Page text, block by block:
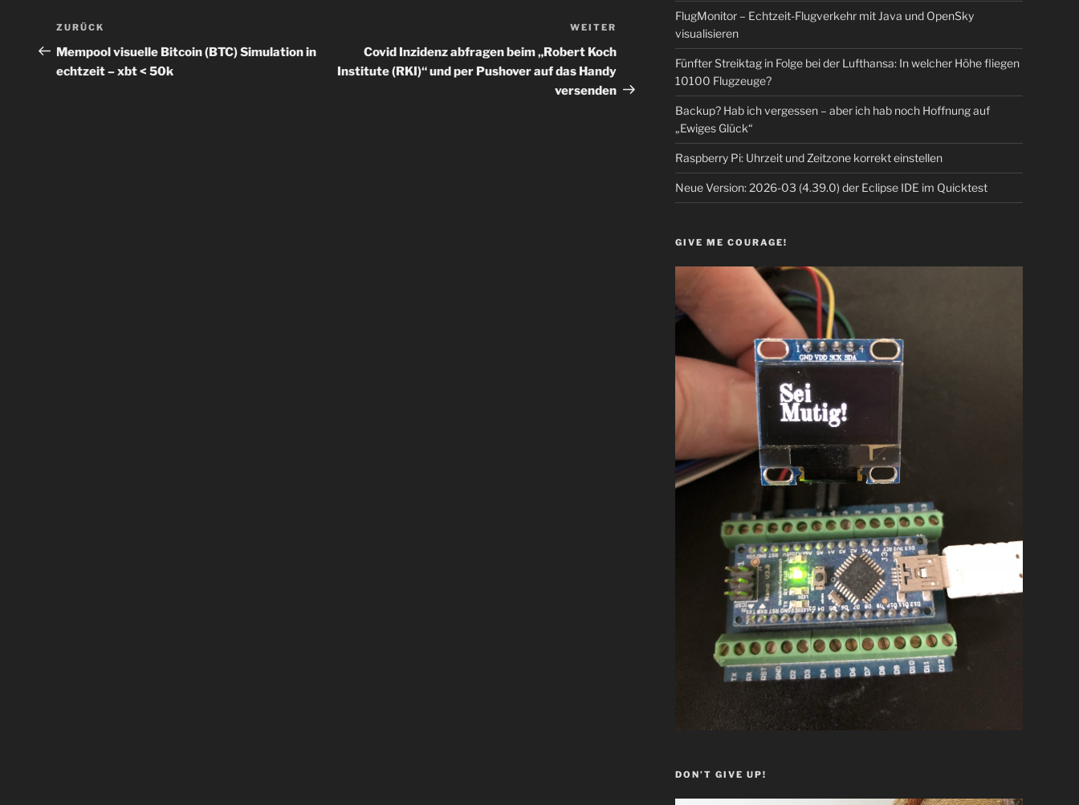
Beitragsnavigation
Vorheriger
Beitrag
ZURÜCK
Mempool visuelle Bitcoin (BTC) Simulation in
echtzeit – xbt < 50k
Beitrag
WEITER
Covid Inzidenz abfragen beim „Robert Koch
Institute (RKI)“ und per Pushover auf das Handy
versenden
FlugMonitor – Echtzeit-Flugverkehr mit Java und OpenSky
visualisieren
Fünfter Streiktag in Folge bei der Lufthansa: In welcher Höhe fliegen
10100 Flugzeuge?
Backup? Hab ich vergessen – aber ich hab noch Hoffnung auf
„Ewiges Glück“
Raspberry Pi: Uhrzeit und Zeitzone korrekt einstellen
Neue Version: 2026-03 (4.39.0) der Eclipse IDE im Quicktest
GIVE ME COURAGE!
DON’T GIVE UP!